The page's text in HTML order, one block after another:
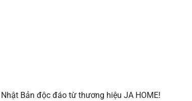
Bản độc đáo từ thương hiệu JA HOME!